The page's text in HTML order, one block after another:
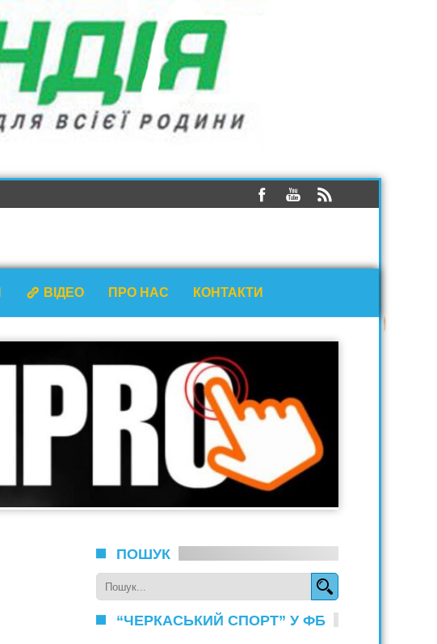
ВІДЕО ПРО НАС КОНТАКТИ
ПОШУК
“ЧЕРКАСЬКИЙ СПОРТ” У ФБ